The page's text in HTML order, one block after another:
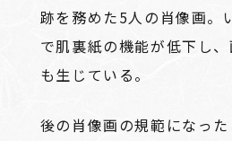
跡を務めた5人の肖像画。
で肌裏紙の機能が低下し
も生じている。
後の肖像画の規範になっ